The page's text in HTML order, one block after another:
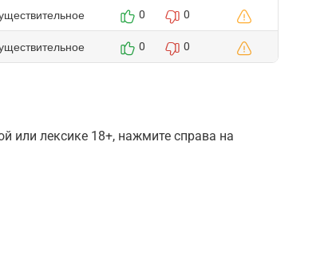
0 0
0 0
или лексике 18+, нажмите справа на